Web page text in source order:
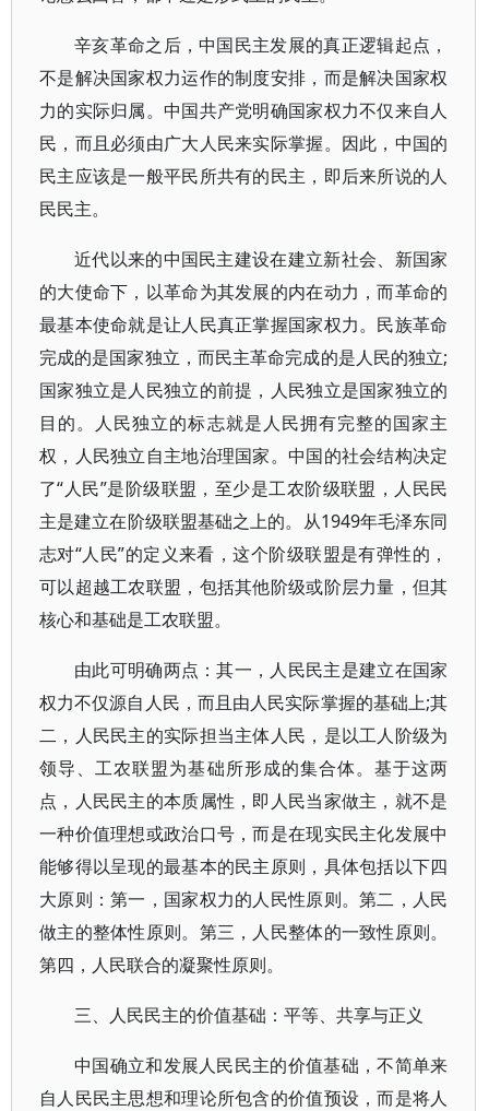
辛亥革命之后，中国民主发展的真正逻辑起点，
不是解决国家权力运作的制度安排，而是解决国家权
力的实际归属。中国共产党明确国家权力不仅来自人
民，而且必须由广大人民来实际掌握。因此，中国的
民主应该是一般平民所共有的民主，即后来所说的人
民民主。
近代以来的中国民主建设在建立新社会、新国家
的大使命下，以革命为其发展的内在动力，而革命的
最基本使命就是让人民真正掌握国家权力。民族革命
完成的是国家独立，而民主革命完成的是人民的独立;
国家独立是人民独立的前提，人民独立是国家独立的
目的。人民独立的标志就是人民拥有完整的国家主
权，人民独立自主地治理国家。中国的社会结构决定
了“人民”是阶级联盟，至少是工农阶级联盟，人民民
主是建立在阶级联盟基础之上的。从1949年毛泽东同
志对“人民”的定义来看，这个阶级联盟是有弹性的，
可以超越工农联盟，包括其他阶级或阶层力量，但其
核心和基础是工农联盟。
由此可明确两点：其一，人民民主是建立在国家
权力不仅源自人民，而且由人民实际掌握的基础上;其
二，人民民主的实际担当主体人民，是以工人阶级为
领导、工农联盟为基础所形成的集合体。基于这两
点，人民民主的本质属性，即人民当家做主，就不是
一种价值理想或政治口号，而是在现实民主化发展中
能够得以呈现的最基本的民主原则，具体包括以下四
大原则：第一，国家权力的人民性原则。第二，人民
做主的整体性原则。第三，人民整体的一致性原则。
第四，人民联合的凝聚性原则。
三、人民民主的价值基础：平等、共享与正义
中国确立和发展人民民主的价值基础，不简单来
自人民民主思想和理论所包含的价值预设，而是将人